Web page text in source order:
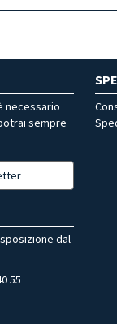
necessario
sempre
dal
55